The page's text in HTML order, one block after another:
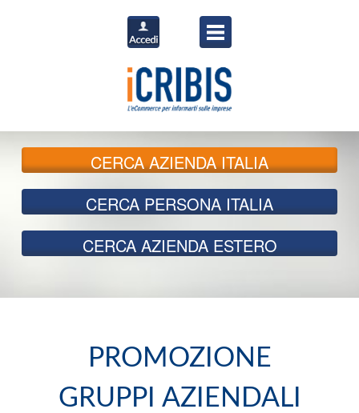
CERCAAZIENDA ITALIA
CERCA PERSONA ITALIA
CERCA AZIENDA ESTERO
PROMOZIONE
GRUPPI AZIENDALI